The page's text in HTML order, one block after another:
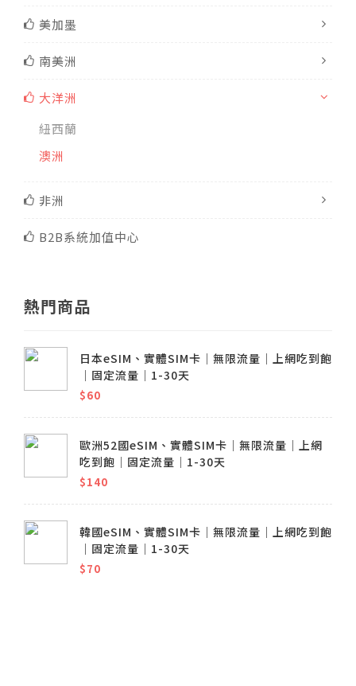
美加墨
南美洲
大洋洲
紐西蘭
澳洲
非洲
B2B系統加值中心
熱門商品
日本eSIM、實體SIM卡│無限流量│上網吃到飽
│固定流量│1-30天
$60
歐洲52國eSIM、實體SIM卡│無限流量│上網
吃到飽│固定流量│1-30天
$140
韓國eSIM、實體SIM卡│無限流量│上網吃到飽
│固定流量│1-30天
$70